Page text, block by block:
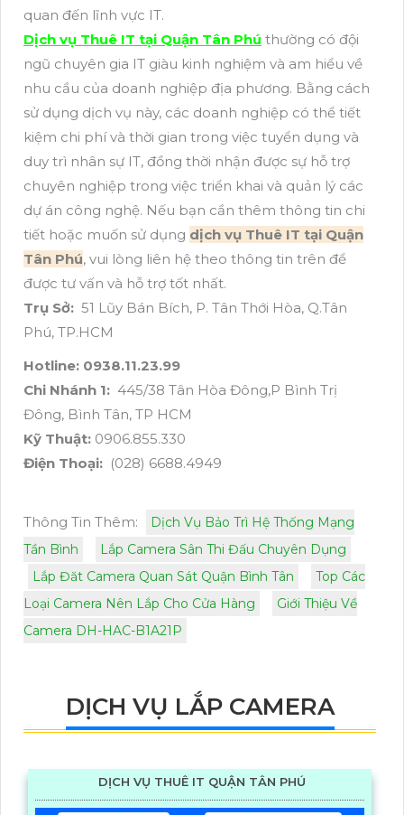
quan đến lĩnh vực IT.
Dịch vụ Thuê IT tại Quận Tân Phú thường có đội
ngũ chuyên gia IT giàu kinh nghiệm và am hiểu về
nhu cầu của doanh nghiệp địa phương. Bằng cách
sử dụng dịch vụ này, các doanh nghiệp có thể tiết
kiệm chi phí và thời gian trong việc tuyển dụng và
duy trì nhân sự IT, đồng thời nhận được sự hỗ trợ
chuyên nghiệp trong việc triển khai và quản lý các
dự án công nghệ. Nếu bạn cần thêm thông tin chi
tiết hoặc muốn sử dụng dịch vụ Thuê IT tại Quận
Tân Phú, vui lòng liên hệ theo thông tin trên để
được tư vấn và hỗ trợ tốt nhất.
Trụ Sở: 51 Lũy Bán Bích, P. Tân Thới Hòa, Q.Tân
Phú, TP.HCM
Hotline: 0938.11.23.99
Chi Nhánh 1: 445/38 Tân Hòa Đông,P Bình Trị
Đông, Bình Tân, TP HCM
Kỹ Thuật: 0906.855.330
Điện Thoại: (028) 6688.4949
Thông Tin Thêm:
Dịch Vụ Bảo Trì Hệ Thống Mạng
Tần Bình
Lắp Camera Sân Thi Đấu Chuyên Dụng
Lắp Đăt Camera Quan Sát Quận Bình Tân
Top Các
Loại Camera Nên Lắp Cho Cửa Hàng
Giới Thiệu Về
Camera DH-HAC-B1A21P
DỊCH VỤ LẮP CAMERA
DỊCH VỤ THUÊ IT QUẬN TÂN PHÚ